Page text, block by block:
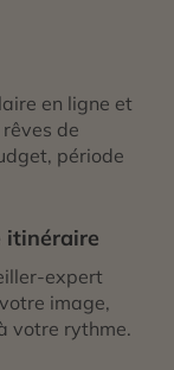
en ligne et
de
période
itinéraire
expert
image,
votre rythme.